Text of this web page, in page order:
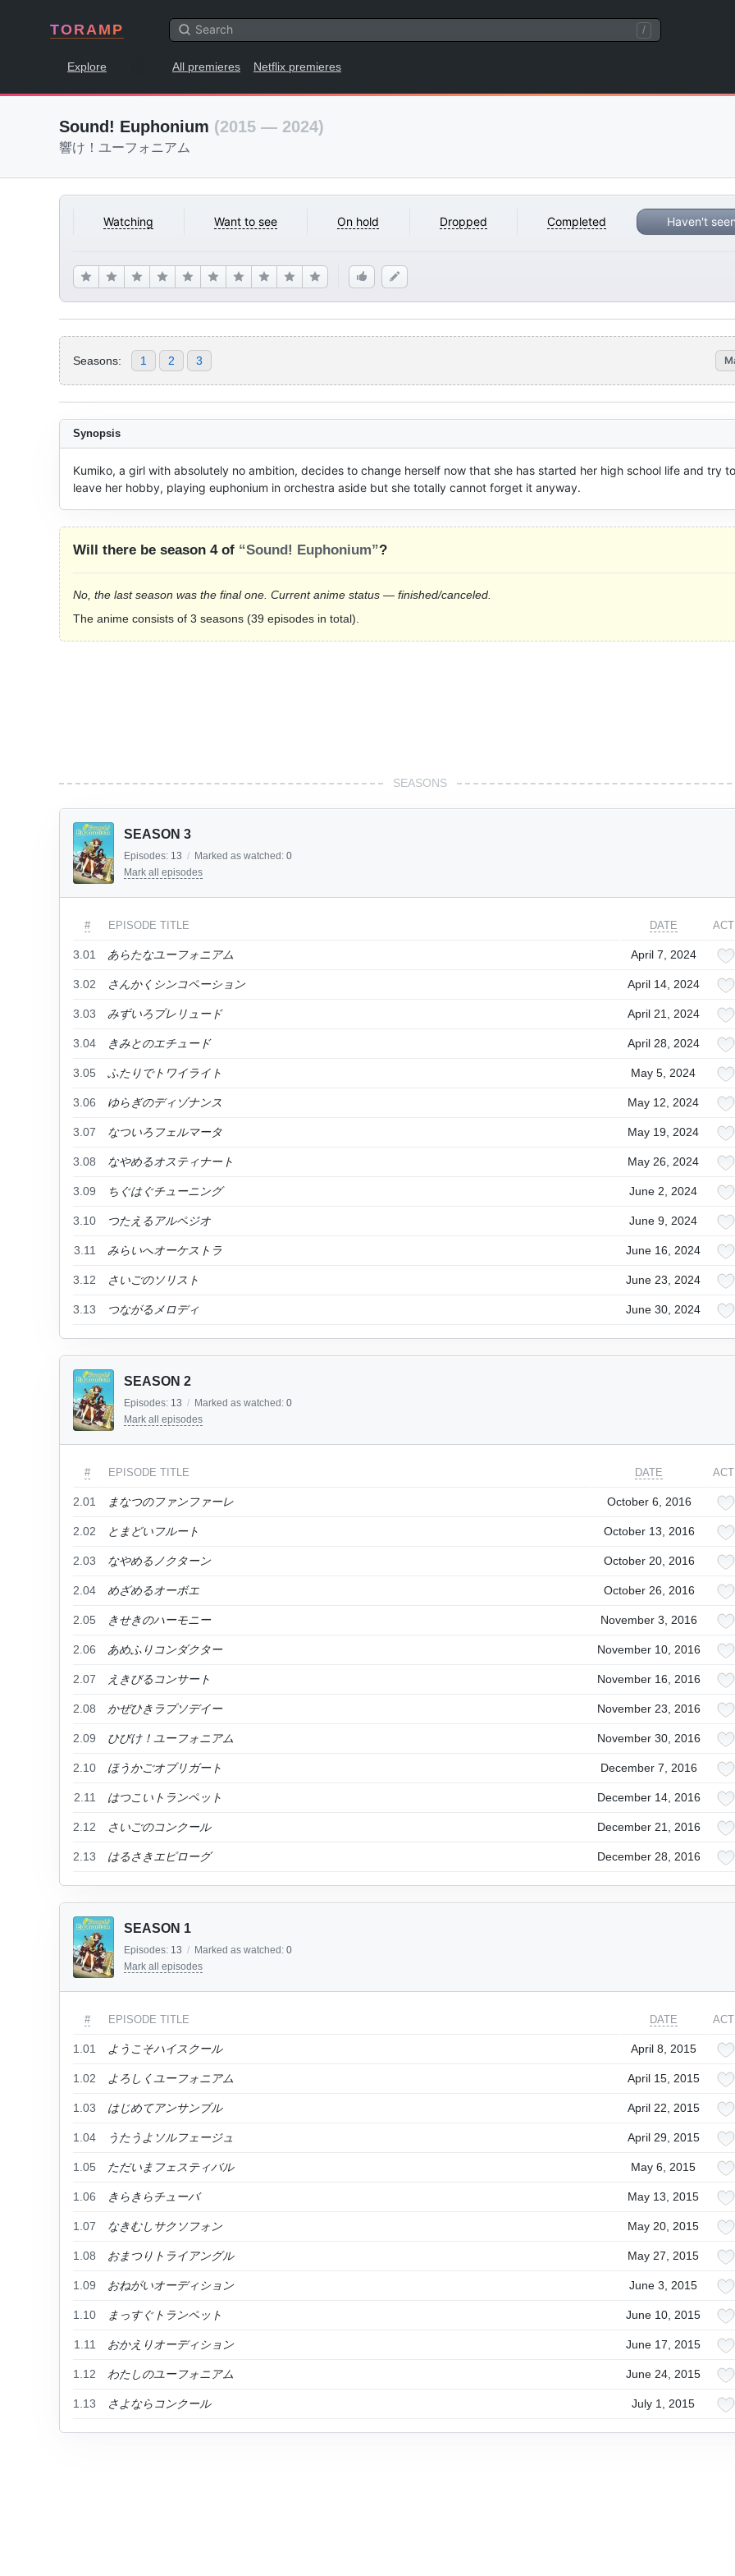
TORAMP /
Explore All premieres Netflix premieres
Sound! Euphonium (2015 — 2024)
響け！ユーフォニアム
Watching Want to see On hold Dropped Completed Haven't
Seasons: 1 2 3
Synopsis
Kumiko, a girl with absolutely no ambition, decides to change herself now that she has started her high school life and try to
leave her hobby, playing euphonium in orchestra aside but she totally cannot forget it anyway.
Will there be season 4 of “Sound! Euphonium”?
No, the last season was the final one. Current anime status — finished/canceled.
The anime consists of 3 seasons (39 episodes in total).
SEASONS
SEASON 3
Episodes: 13 / Marked as watched: 0
Mark all episodes
# EPISODE TITLE DATE
3.01 あらたなユーフォニアム April 7, 2024
3.02 さんかくシンコペーション April 14, 2024
3.03 みずいろプレリュード April 21, 2024
3.04 きみとのエチュード April 28, 2024
3.05 ふたりでトワイライト May 5, 2024
3.06 ゆらぎのディゾナンス May 12, 2024
3.07 なついろフェルマータ May 19, 2024
3.08 なやめるオスティナート May 26, 2024
3.09 ちぐはぐチューニング June 2, 2024
3.10 つたえるアルペジオ June 9, 2024
3.11 みらいへオーケストラ June 16, 2024
3.12 さいごのソリスト June 23, 2024
3.13 つながるメロディ June 30, 2024
SEASON 2
Episodes: 13 / Marked as watched: 0
Mark all episodes
# EPISODE TITLE DATE
2.01 まなつのファンファーレ October 6, 2016
2.02 とまどいフルート October 13, 2016
2.03 なやめるノクターン October 20, 2016
2.04 めざめるオーボエ October 26, 2016
2.05 きせきのハーモニー November 3, 2016
2.06 あめふりコンダクター November 10, 2016
2.07 えきびるコンサート November 16, 2016
2.08 かぜひきラプソデイー November 23, 2016
2.09 ひびけ！ユーフォニアム November 30, 2016
2.10 ほうかごオブリガート December 7, 2016
2.11 はつこいトランペット December 14, 2016
2.12 さいごのコンクール December 21, 2016
2.13 はるさきエピローグ December 28, 2016
SEASON 1
Episodes: 13 / Marked as watched: 0
Mark all episodes
# EPISODE TITLE DATE
1.01 ようこそハイスクール April 8, 2015
1.02 よろしくユーフォニアム April 15, 2015
1.03 はじめてアンサンブル April 22, 2015
1.04 うたうよソルフェージュ April 29, 2015
1.05 ただいまフェスティバル May 6, 2015
1.06 きらきらチューバ May 13, 2015
1.07 なきむしサクソフォン May 20, 2015
1.08 おまつりトライアングル May 27, 2015
1.09 おねがいオーディション June 3, 2015
1.10 まっすぐトランペット June 10, 2015
1.11 おかえりオーディション June 17, 2015
1.12 わたしのユーフォニアム June 24, 2015
1.13 さよならコンクール July 1, 2015